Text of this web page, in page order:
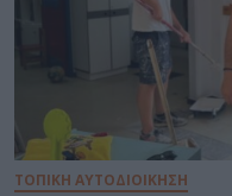
ΤΟΠΙΚΗ ΑΥΤΟΔΙΟΙΚΗΣΗ